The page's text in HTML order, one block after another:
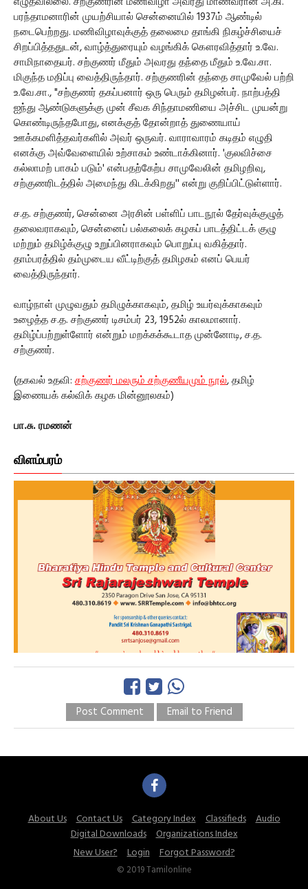
பரந்தாமனாரின் முயற்சியால் சென்னையில் 1937ம் ஆண்டில்
நடைபெற்றது. மணிவிழாவுக்குத் தலைமை தாங்கி நிகழ்ச்சியைச்
சிறப்பித்ததுடன், வாழ்த்துரையும் வழங்கிக் கௌரவித்தார் உ.வே.
சாமிநாதையர். சற்குணர் மீதும் அவரது தந்தை மீதும் உ.வே.சா.
மிகுந்த மதிப்பு வைத்திருந்தார். சற்குணரின் தந்தை சாமுவேல் பற்றி
உ.வே.சா., "சற்குணர் தகப்பனார் ஒரு பெரும் தமிழன்பர். நாற்பத்தி
ஐந்து ஆண்டுகளுக்கு முன் சீவக சிந்தாமணியை அச்சிட முயன்று
கொண்டிருந்தபோது, எனக்குத் தோன்றாத் துணையாய்
ஊக்கமளித்தவர்களில் அவர் ஒருவர். வாராவாரம் கடிதம் எழுதி
எனக்கு அவ்வேளையில் உற்சாகம் உண்டாக்கினார். 'குலவிச்சை
கல்லாமற் பாகம் படும்' என்பதற்கேற்ப சாமுவேலின் தமிழறிவு,
சற்குணரிடத்தில் அமைந்து கிடக்கிறது'' என்று குறிப்பிட்டுள்ளார்.
ச.த. சற்குணர், சென்னை அரசின் பள்ளிப் பாடநூல் தேர்வுக்குழுத்
தலைவராகவும், சென்னைப் பல்கலைக் கழகப் பாடத்திட்டக் குழு
மற்றும் தமிழ்க்குழு உறுப்பினராகவும் பொறுப்பு வகித்தார்.
தாம்பரத்தில் தம்முடைய வீட்டிற்குத் தமிழகம் எனப் பெயர்
வைத்திருந்தார்.
வாழ்நாள் முழுவதும் தமிழுக்காகவும், தமிழ் உயர்வுக்காகவும்
உழைத்த ச.த. சற்குணர் டிசம்பர் 23, 1952ல் காலமானார்.
தமிழ்ப்பற்றுள்ளோர் என்றும் மறக்கக்கூடாத முன்னோடி, ச.த.
சற்குணர்.
(தகவல் உதவி: சற்குணர் மலரும் சற்குணீயமும் நூல், தமிழ்
இணையக் கல்விக் கழக மின்னூலகம்)
பா.சு. ரமணன்
விளம்பரம்
Post Comment Email to Friend
About Us Contact Us Category Index Classifieds
Audio
Digital Downloads
Organizations Index
New User?
Login Forgot Password?
© 2019 Tamilonline